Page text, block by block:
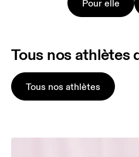
Pour elle
Tous nos athlètes
Tous nos athlètes